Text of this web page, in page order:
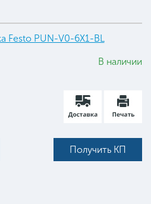
В наличии
Получить КП